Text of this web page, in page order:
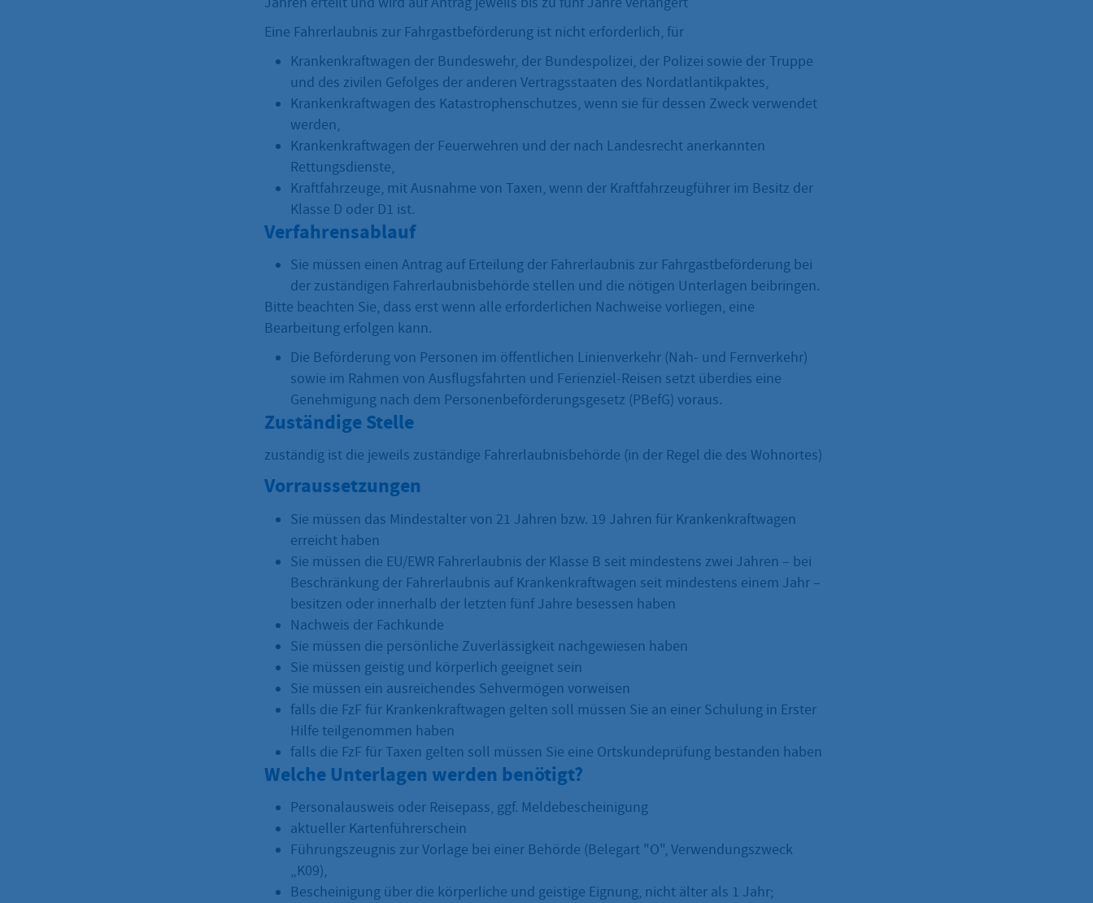
Eine Fahrerlaubnis zur Fahrgastbeförderung ist nicht erforderlich, für
Krankenkraftwagen der Bundeswehr, der Bundespolizei, der Polizei sowie der Truppe
und des zivilen Gefolges der anderen Vertragsstaaten des Nordatlantikpaktes,
Krankenkraftwagen des Katastrophenschutzes, wenn sie für dessen Zweck verwendet
werden,
Krankenkraftwagen der Feuerwehren und der nach Landesrecht anerkannten
Rettungsdienste,
Kraftfahrzeuge, mit Ausnahme von Taxen, wenn der Kraftfahrzeugführer im Besitz der
Klasse D oder D1 ist.
Verfahrensablauf
Sie müssen einen Antrag auf Erteilung der Fahrerlaubnis zur Fahrgastbeförderung bei
der zuständigen Fahrerlaubnisbehörde stellen und die nötigen Unterlagen beibringen.
Bitte beachten Sie, dass erst wenn alle erforderlichen Nachweise vorliegen, eine
Bearbeitung erfolgen kann.
Die Beförderung von Personen im öffentlichen Linienverkehr (Nah- und Fernverkehr)
sowie im Rahmen von Ausflugsfahrten und Ferienziel-Reisen setzt überdies eine
Genehmigung nach dem Personenbeförderungsgesetz (PBefG) voraus.
Zuständige Stelle
zuständig ist die jeweils zuständige Fahrerlaubnisbehörde (in der Regel die des Wohnortes)
Vorraussetzungen
Sie müssen das Mindestalter von 21 Jahren bzw. 19 Jahren für Krankenkraftwagen
erreicht haben
Sie müssen die EU/EWR Fahrerlaubnis der Klasse B seit mindestens zwei Jahren – bei
Beschränkung der Fahrerlaubnis auf Krankenkraftwagen seit mindestens einem Jahr –
besitzen oder innerhalb der letzten fünf Jahre besessen haben
Nachweis der Fachkunde
Sie müssen die persönliche Zuverlässigkeit nachgewiesen haben
Sie müssen geistig und körperlich geeignet sein
Sie müssen ein ausreichendes Sehvermögen vorweisen
falls die FzF für Krankenkraftwagen gelten soll müssen Sie an einer Schulung in Erster
Hilfe teilgenommen haben
falls die FzF für Taxen gelten soll müssen Sie eine Ortskundeprüfung bestanden haben
Welche Unterlagen werden benötigt?
Personalausweis oder Reisepass, ggf. Meldebescheinigung
aktueller Kartenführerschein
Führungszeugnis zur Vorlage bei einer Behörde (Belegart "O", Verwendungszweck
„K09),
Bescheinigung über die körperliche und geistige Eignung, nicht älter als 1 Jahr;